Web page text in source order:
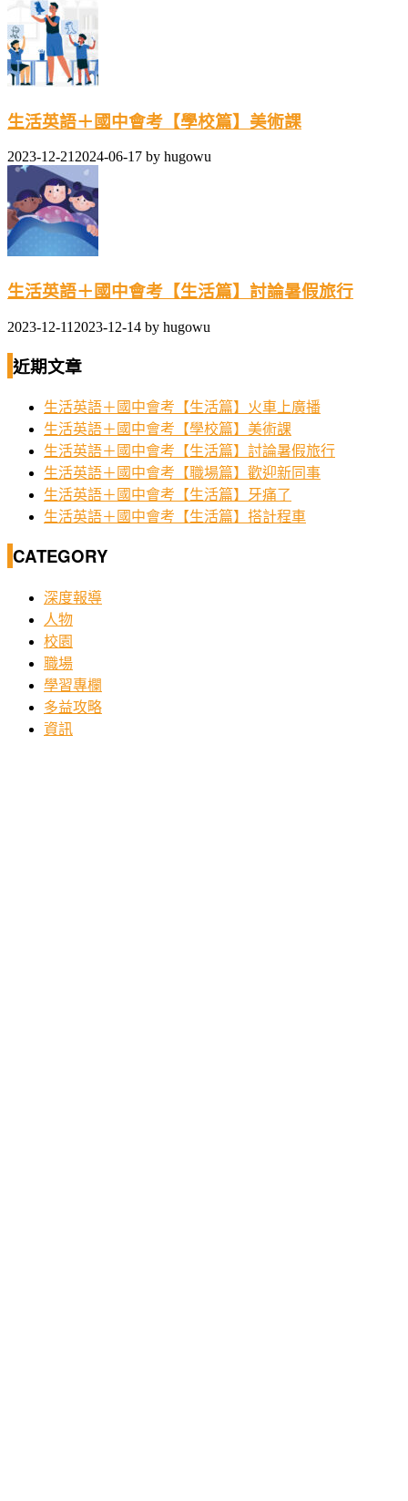
生活英語＋國中會考【學校篇】美術課
2023-12-212024-06-17 by hugowu
生活英語＋國中會考【生活篇】討論暑假旅行
2023-12-11 2023-12-14 by hugowu
近期文章
生活英語＋國中會考【生活篇】火車上廣播
生活英語＋國中會考【學校篇】美術課
生活英語＋國中會考【生活篇】討論暑假旅行
生活英語＋國中會考【職場篇】歡迎新同事
生活英語＋國中會考【生活篇】牙痛了
生活英語＋國中會考【生活篇】搭計程車
CATEGORY
深度報導
人物
校園
職場
學習專欄
多益攻略
資訊